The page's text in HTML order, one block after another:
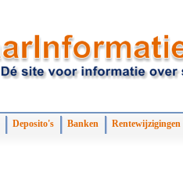
Deposito's Banken Rentewijzigingen